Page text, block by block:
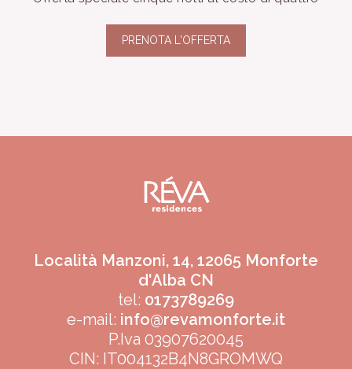
PRENOTA L'OFFERTA
Località Manzoni, 14, 12065 Monforte
d'Alba CN
tel: 0173789269
e-mail: info@revamonforte.it
P.Iva 03907620045
CIN: IT004132B4N8GROMWQ